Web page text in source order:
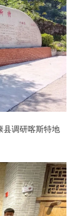
县调研喀斯特地